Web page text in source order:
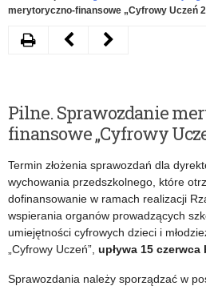
merytoryczno-finansowe „Cyfrowy Uczeń
Pilne. Sprawozdanie
finansowe „Cyfrowy
Termin złożenia sprawozdań dla
wychowania przedszkolnego, które
dofinansowanie w ramach realizacji
wspierania organów prowadzących
umiejętności cyfrowych dzieci i
„Cyfrowy Uczeń”, upływa 15 czerwca
Sprawozdania należy sporządzać w
DrukujNastępny
na
stanowiska
nauczycieli
w
szkołach
europejskich
Poprzedni
zdrowotna
studia
podyplomowe